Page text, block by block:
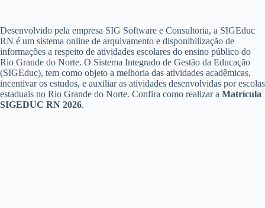
Desenvolvido pela empresa SIG Software e Consultoria, a SIGEduc
RN é um sistema online de arquivamento e disponibilização de
informações a respeito de atividades escolares do ensino público do
Rio Grande do Norte. O Sistema Integrado de Gestão da Educação
(SIGEduc), tem como objeto a melhoria das atividades acadêmicas,
incentivar os estudos, e auxiliar as atividades desenvolvidas por escolas
estaduais no Rio Grande do Norte. Confira como realizar a Matrícula
SIGEDUC RN 2026.